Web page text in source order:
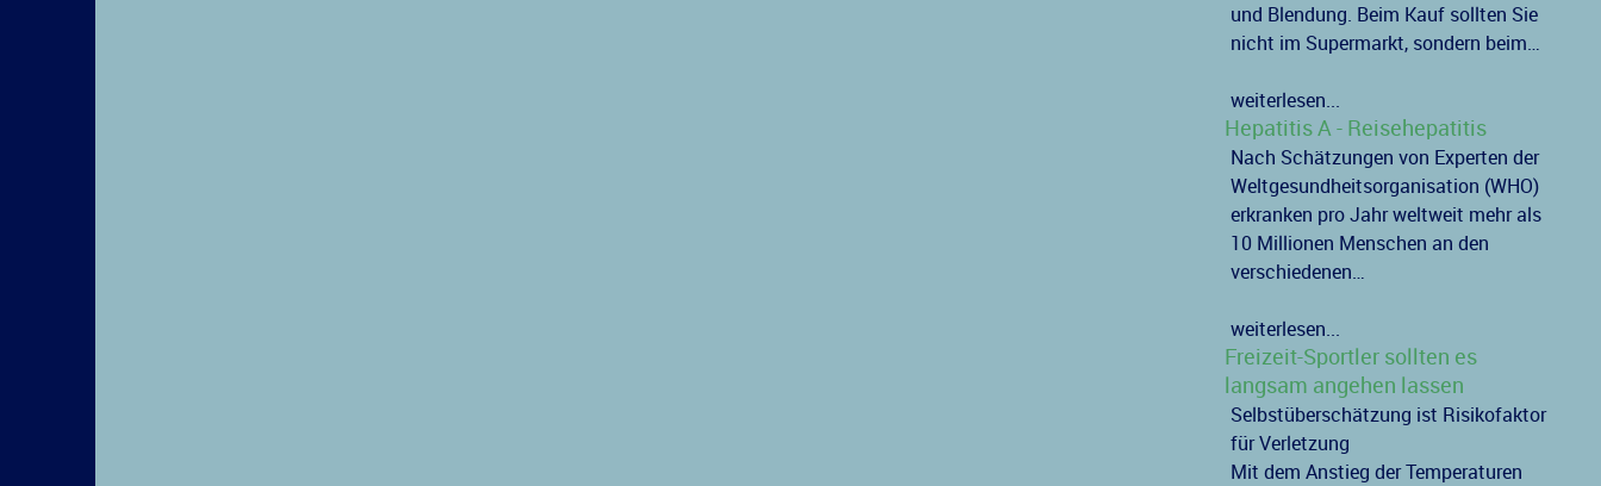
und Blendung. Beim Kauf sollten Sie
nicht im Supermarkt, sondern beim…
weiterlesen...
Hepatitis A - Reisehepatitis
Nach Schätzungen von Experten der
Weltgesundheitsorganisation (WHO)
erkranken pro Jahr weltweit mehr als
10 Millionen Menschen an den
verschiedenen…
weiterlesen...
Freizeit-Sportler sollten es
langsam angehen lassen
Selbstüberschätzung ist Risikofaktor
für Verletzung
Mit dem Anstieg der Temperaturen